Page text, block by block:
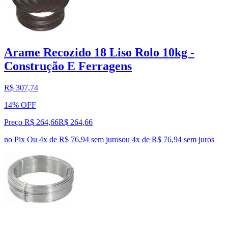
Arame Recozido 18 Liso Rolo 10kg -
Construção E Ferragens
R$ 307,74
14% OFF
Preço R$ 264,66R$ 264,66
no Pix Ou 4x de R$ 76,94 sem jurosou 4x de R$ 76,94 sem juros